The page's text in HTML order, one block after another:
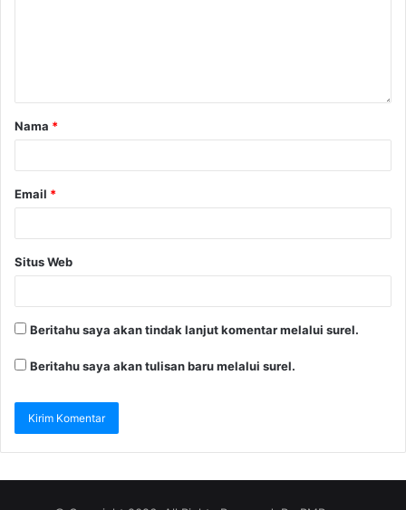
Nama *
Email *
Situs Web
Beritahu saya akan tindak lanjut komentar melalui surel.
Beritahu saya akan tulisan baru melalui surel.